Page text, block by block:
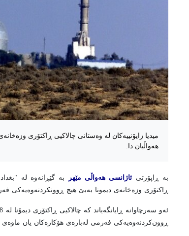
میدیا زایۆنییەکان لە وەستانی چالاکیی ڕاکتۆری
هەواڵیان دا.
بە ڕاپۆرتی ئاژانسی هەواڵی مێهر
بە گێڕانەوە لە
ڕاکتۆری وزەخانەی دیمونا بەبێ هیچ ڕوونکردنەوەیەکی
ڕوون‌كردنەوەیەکی فەرمی لەبارەی هۆکارەکان یان ماوەی